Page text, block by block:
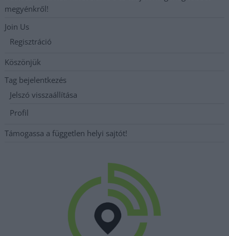
megyénkről!
Join Us
Regisztráció
Köszönjük
Tag bejelentkezés
Jelszó visszaállítása
Profil
Támogassa a független helyi sajtót!